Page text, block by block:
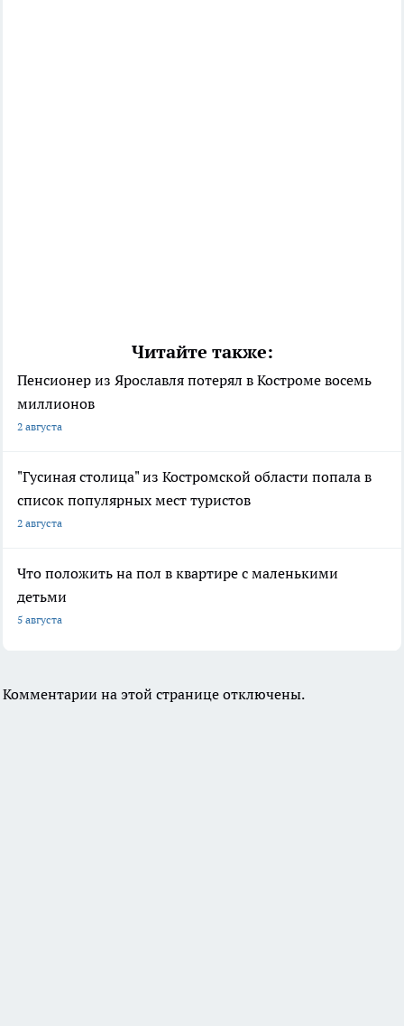
Читайте также:
Пенсионер из Ярославля потерял в Костроме восемь
миллионов
2 августа
"Гусиная столица" из Костромской области попала в
список популярных мест туристов
2 августа
Что положить на пол в квартире с маленькими
детьми
5 августа
Комментарии на этой странице отключены.